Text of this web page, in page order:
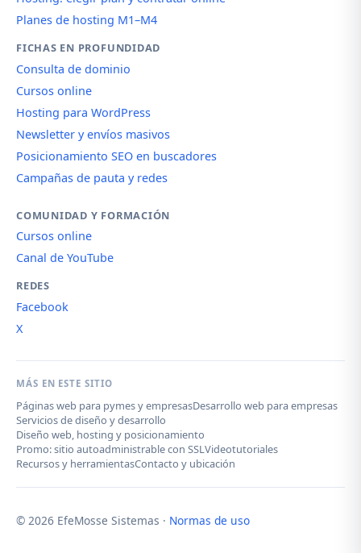
Planes de hosting M1–M4
FICHAS EN PROFUNDIDAD
Consulta de dominio
Cursos online
Hosting para WordPress
Newsletter y envíos masivos
Posicionamiento SEO en buscadores
Campañas de pauta y redes
COMUNIDAD Y FORMACIÓN
Cursos online
Canal de YouTube
REDES
Facebook
X
MÁS EN ESTE SITIO
Páginas web para pymes y empresasDesarrollo web para empresas
Servicios de diseño y desarrollo
Diseño web, hosting y posicionamiento
Promo: sitio autoadministrable con SSLVideotutoriales
Recursos y herramientasContacto y ubicación
© 2026 EfeMosse Sistemas · Normas de uso